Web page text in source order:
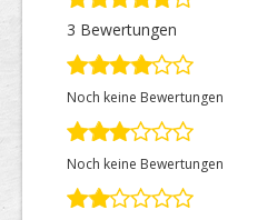
Über uns
3 Bewertungen
Noch keine Bewertungen
Noch keine Bewertungen